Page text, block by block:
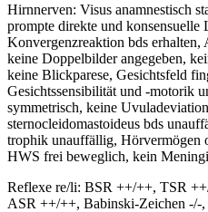
Hirnnerven: Visus anamnestisch
prompte direkte und konsensuelle
Konvergenzreaktion bds
keine Doppelbilder angegeben,
keine Blickparese, Gesichtsfeld
Gesichtssensibilität und -motorik
symmetrisch, keine
sternocleidomastoideus bds
trophik unauffällig, Hörvermögen
HWS frei beweglich, kein
Reflexe re/li: BSR ++/++, TSR
ASR ++/++, Babinski-Zeichen -/-